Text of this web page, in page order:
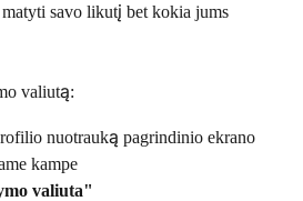
savo likutį bet kokia jums
valiutą:
nuotrauką pagrindinio ekrano
kampe
valiuta"